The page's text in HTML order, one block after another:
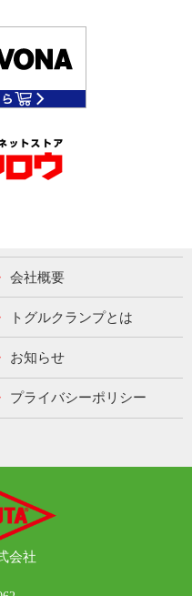
会社概要
トグルクランプとは
お知らせ
プライバシーポリシー
会社